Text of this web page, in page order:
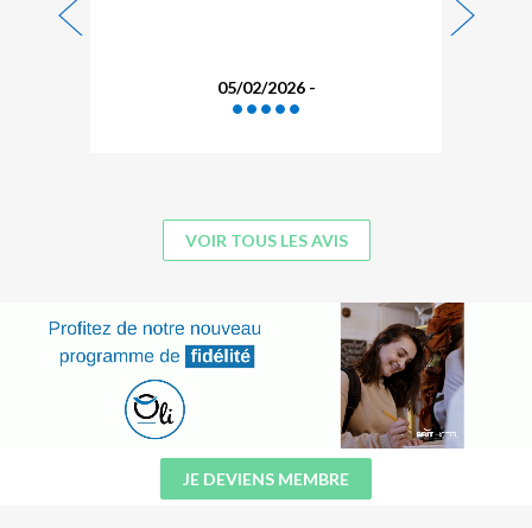
05/02/2026 -
VOIR TOUS LES AVIS
JE DEVIENS MEMBRE